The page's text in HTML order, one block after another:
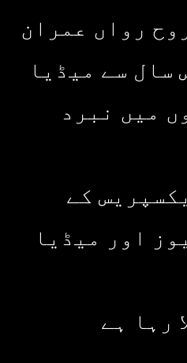
رواں عمران
سال سے میڈیا
میں نبرد
کے
اور میڈیا
رہا ہے